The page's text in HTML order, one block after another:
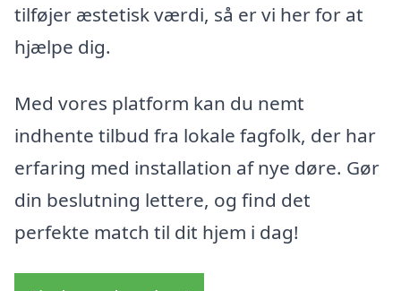
tilføjer æstetisk værdi, så er vi her for at
hjælpe dig.
Med vores platform kan du nemt
indhente tilbud fra lokale fagfolk, der har
erfaring med installation af nye døre. Gør
din beslutning lettere, og find det
perfekte match til dit hjem i dag!